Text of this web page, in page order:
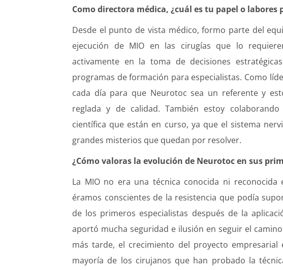
Como directora médica, ¿cuál es tu papel o labores
Desde el punto de vista médico, formo parte del
ejecución de MIO en las cirugías que lo
activamente en la toma de decisiones
programas de formación para especialistas. Como
cada día para que Neurotoc sea un referente y
reglada y de calidad. También estoy
científica que están en curso, ya que el sistema
grandes misterios que quedan por resolver.
¿Cómo valoras la evolución de Neurotoc en sus
La MIO no era una técnica conocida ni
éramos conscientes de la resistencia que podía
de los primeros especialistas después de la
aportó mucha seguridad e ilusión en seguir el
más tarde, el crecimiento del proyecto
mayoría de los cirujanos que han probado la